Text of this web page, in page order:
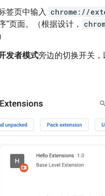
签页中输入 chrome://
”页面。（根据设计，
发者模式旁边的切换开关